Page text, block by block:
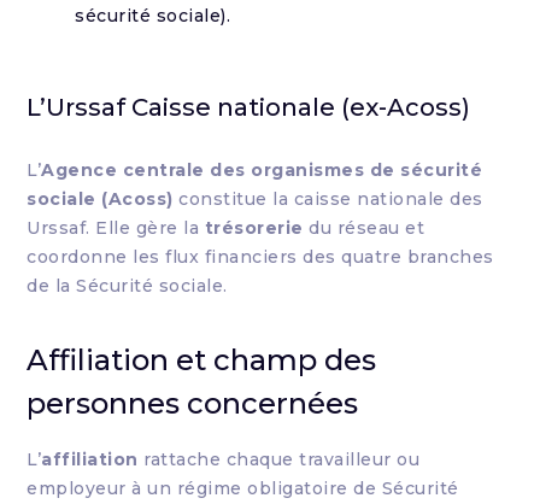
sécurité sociale).
L’Urssaf Caisse nationale (ex-Acoss)
L’Agence centrale des organismes de sécurité
sociale (Acoss) constitue la caisse nationale des
Urssaf. Elle gère la trésorerie du réseau et
coordonne les flux financiers des quatre branches
de la Sécurité sociale.
Affiliation et champ des
personnes concernées
L’affiliation rattache chaque travailleur ou
employeur à un régime obligatoire de Sécurité